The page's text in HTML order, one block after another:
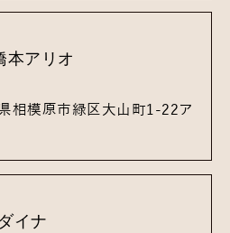
本アリオ
相模原市緑区大山町1-22ア
イナ